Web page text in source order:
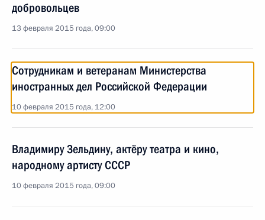
добровольцев
13 февраля 2015 года, 09:00
Сотрудникам и ветеранам Министерства
иностранных дел Российской Федерации
10 февраля 2015 года, 12:00
Владимиру Зельдину, актёру театра и кино,
народному артисту СССР
10 февраля 2015 года, 09:00